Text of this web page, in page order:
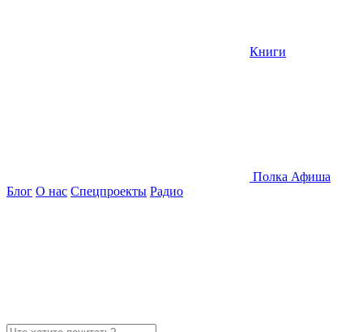
Книги
Полка Афиша
Блог О нас Спецпроекты Радио